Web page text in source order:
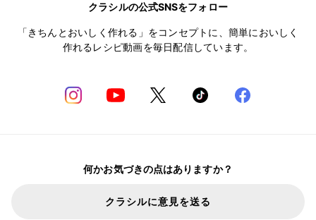
クラシルの公式SNSをフォロー
「きちんとおいしく作れる」をコンセプトに、簡単においしく
作れるレシピ動画を毎日配信しています。
何かお気づきの点はありますか？
クラシルに意見を送る